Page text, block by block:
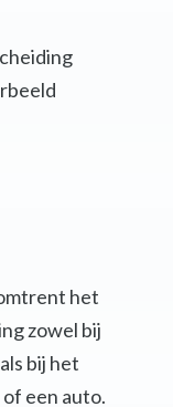
het
zowel bij
bij het
een auto.